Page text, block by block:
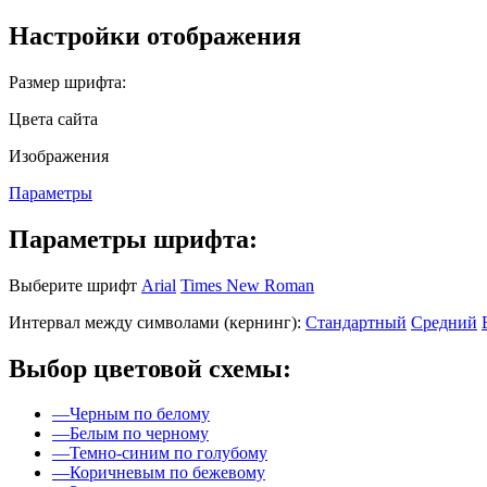
Настройки отображения
Размер шрифта:
Цвета сайта
Изображения
Параметры
Параметры шрифта:
Выберите шрифт Arial Times New Roman
Интервал между символами (кернинг): Стандартный Средний
Выбор цветовой схемы:
—Черным по белому
—Белым по черному
—Темно-синим по голубому
—Коричневым по бежевому